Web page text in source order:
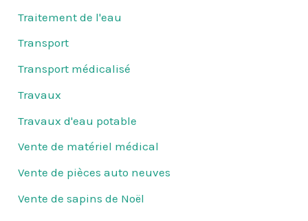
Traitement de l'eau
Transport
Transport médicalisé
Travaux
Travaux d'eau potable
Vente de matériel médical
Vente de pièces auto neuves
Vente de sapins de Noël